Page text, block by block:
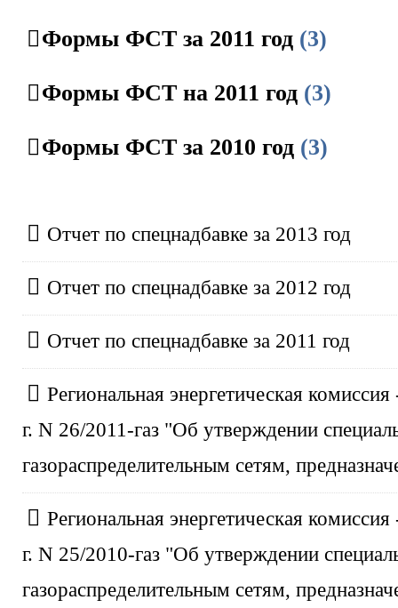
Формы ФСТ за 2011 год (3)
Формы ФСТ на 2011 год (3)
Формы ФСТ за 2010 год (3)
Отчет по спецнадбавке за 2013 год
Отчет по спецнадбавке за 2012 год
Отчет по спецнадбавке за 2011 год
Региональная энергетическая
г. N 26/2011-газ "Об утверждении
газораспределительным сетям,
Региональная энергетическая
г. N 25/2010-газ "Об утверждении
газораспределительным сетям,